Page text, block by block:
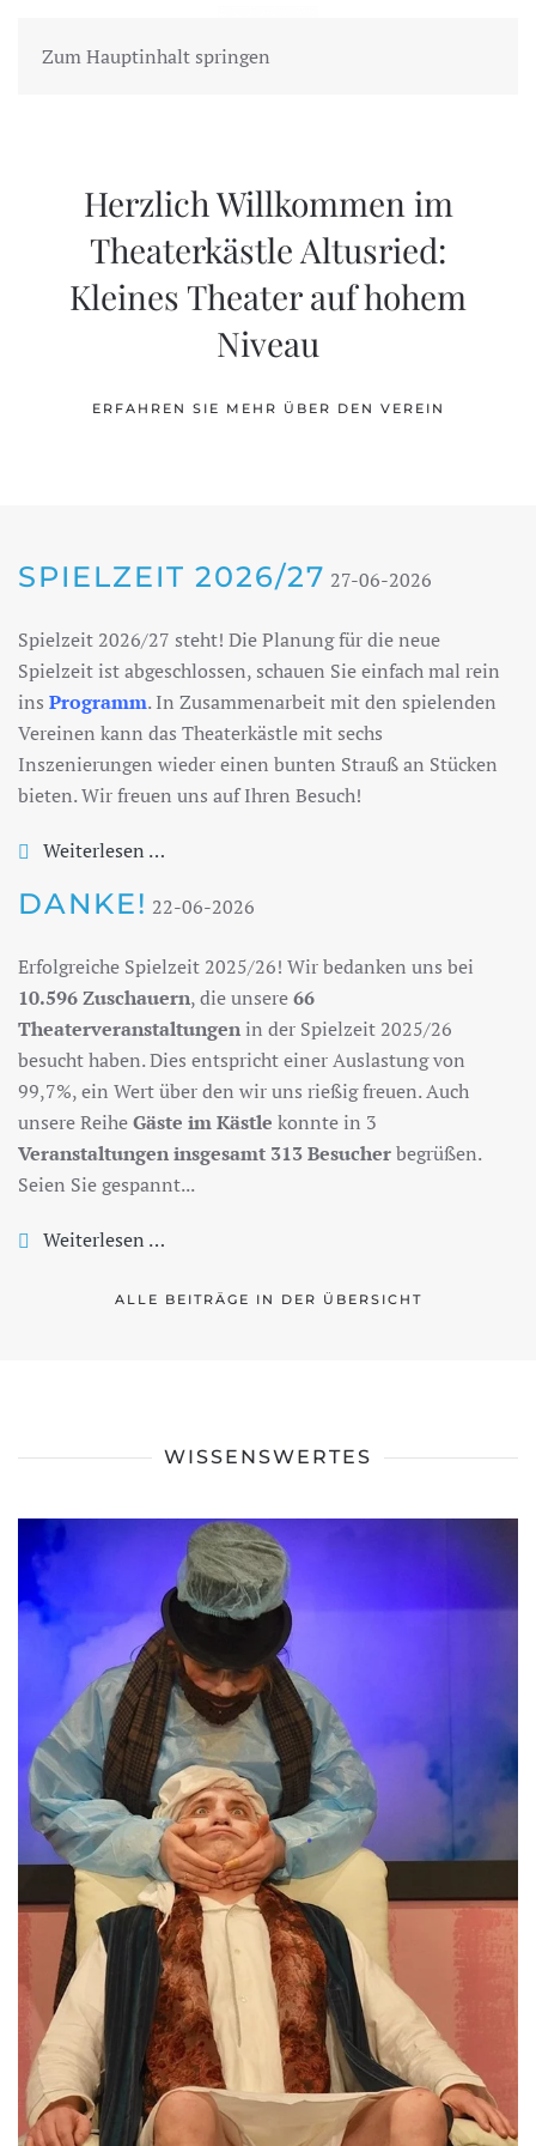
Zum Hauptinhalt springen
MENÜ
Herzlich Willkommen im
Theaterkästle Altusried:
Kleines Theater auf hohem
Niveau
ERFAHREN SIE MEHR ÜBER DEN VEREIN
SPIELZEIT 2026/27 27-06-2026
Spielzeit 2026/27 steht! Die Planung für die neue
Spielzeit ist abgeschlossen, schauen Sie einfach mal rein
ins Programm. In Zusammenarbeit mit den spielenden
Vereinen kann das Theaterkästle mit sechs
Inszenierungen wieder einen bunten Strauß an Stücken
bieten. Wir freuen uns auf Ihren Besuch!
Weiterlesen …
DANKE! 22-06-2026
Erfolgreiche Spielzeit 2025/26! Wir bedanken uns bei
10.596 Zuschauern, die unsere66
Theaterveranstaltungen in der Spielzeit 2025/26
besucht haben. Dies entspricht einer Auslastung von
99,7%, ein Wert über den wir uns rießig freuen. Auch
unsere ReiheGäste im Kästle konnte in 3
Veranstaltungen insgesamt 313 Besucherbegrüßen.
Seien Sie gespannt...
Weiterlesen …
ALLE BEITRÄGE IN DER ÜBERSICHT
WISSENSWERTES